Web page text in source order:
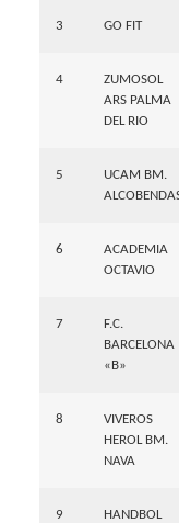
3 GO FIT
4
ZUMOSOL
ARS PALMA
DEL RIO
5
UCAM BM.
6
ACADEMIA
OCTAVIO
7
F.C.
BARCELONA
«B»
8
VIVEROS
HEROL BM.
NAVA
9
HANDBOL